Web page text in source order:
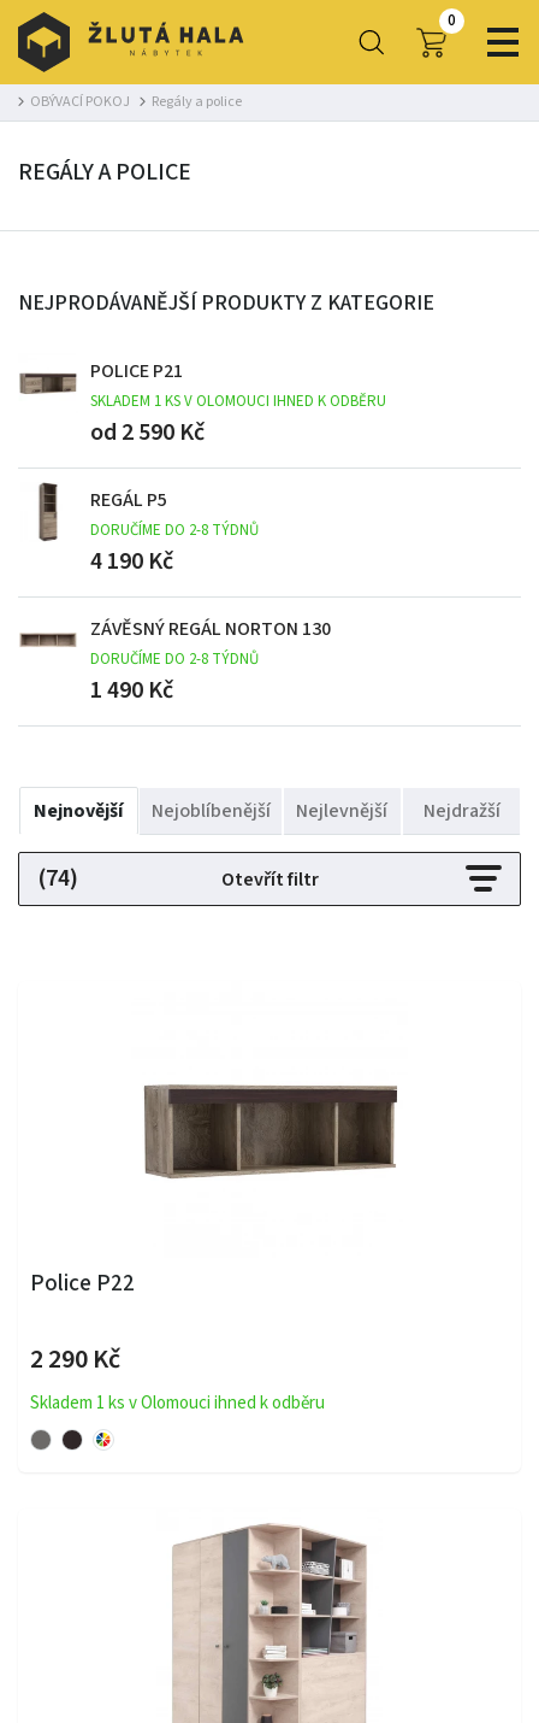
0
OBÝVACÍ POKOJ Regály a police
REGÁLY A POLICE
NEJPRODÁVANĚJŠÍ PRODUKTY Z KATEGORIE
POLICE P21
SKLADEM 1 KS V OLOMOUCI IHNED K ODBĚRU
od 2 590 Kč
REGÁL P5
DORUČÍME DO 2-8 TÝDNŮ
4 190 Kč
ZÁVĚSNÝ REGÁL NORTON 130
DORUČÍME DO 2-8 TÝDNŮ
1 490 Kč
Nejnovější Nejoblíbenější Nejlevnější Nejdražší
(74) Otevřít filtr
Police P22
2 290 Kč
Skladem 1 ks v Olomouci ihned k odběru